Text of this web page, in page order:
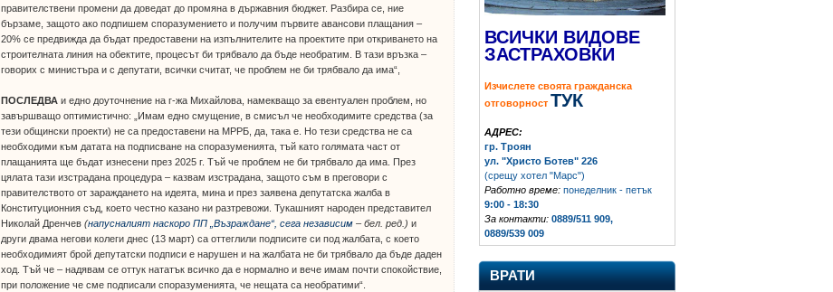
правителствени промени да доведат до промяна в държавния бюджет. Разбира се, ние
бързаме, защото ако подпишем споразумението и получим първите авансови плащания –
20% се предвижда да бъдат предоставени на изпълнителите на проектите при откриването на
строителната линия на обектите, процесът би трябвало да бъде необратим. В тази връзка –
говорих с министъра и с депутати, всички считат, че проблем не би трябвало да има“,
ПОСЛЕДВА и едно доуточнение на г-жа Михайлова, намекващо за евентуален проблем, но
завършващо оптимистично: „Имам едно смущение, в смисъл че необходимите средства (за
тези общински проекти) не са предоставени на МРРБ, да, така е. Но тези средства не са
необходими към датата на подписване на споразуменията, тъй като голямата част от
плащанията ще бъдат изнесени през 2025 г. Тъй че проблем не би трябвало да има. През
цялата тази изстрадана процедура – казвам изстрадана, защото съм в преговори с
правителството от зараждането на идеята, мина и през заявена депутатска жалба в
Конституционния съд, което честно казано ни разтревожи. Тукашният народен представител
Николай Дренчев(напусналият наскоро ПП „Възраждане“, сега независим – бел. ред.) и
други двама негови колеги днес (13 март) са оттеглили подписите си под жалбата, с което
необходимият брой депутатски подписи е нарушен и на жалбата не би трябвало да бъде даден
ход. Тъй че – надявам се оттук нататък всичко да е нормално и вече имам почти спокойствие,
при положение че сме подписали споразуменията, че нещата са необратими“.
ВСИЧКИ ВИДОВЕ
ЗАСТРАХОВКИ
Изчислете своята гражданска
отговорност ТУК
АДРЕС:
гр. Троян
ул. "Христо Ботев" 226
(срещу хотел "Марс")
Работно време: понеделник - петък
9:00 - 18:30
За контакти: 0889/511 909,
0889/539 009
ВРАТИ